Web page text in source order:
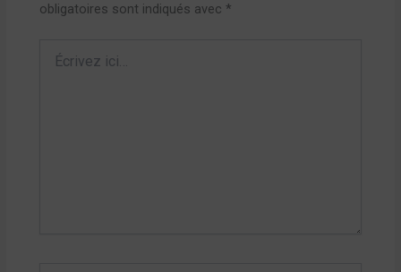
obligatoires sont indiqués avec *
ici…